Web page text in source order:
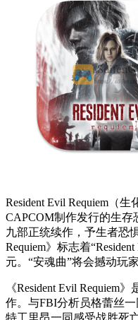
Resident Evil Requiem（
CAPCOM制作发行的生
九部正统续作，予生者恐
Requiem》标志着
元。“安魂曲”将会撼动玩
《Resident Evil Requiem
作。与FBI分析员格蕾丝
特工里昂一同感受战胜死